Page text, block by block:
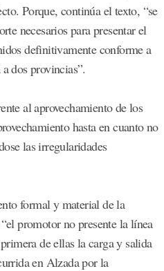
Porque, continúa el texto, “se
necesarios para presentar el
definitivamente conforme a
dos provincias”.
al aprovechamiento de los
hasta en cuanto no
las irregularidades
formal y material de la
promotor no presente la línea
de ellas la carga y salida
en Alzada por la